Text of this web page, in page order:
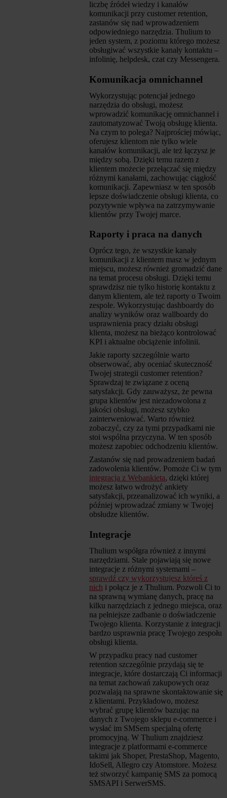
liczbę źródeł wiedzy i kanałów
komunikacji przy customer retention,
zastanów się nad wprowadzeniem
odpowiedniego narzędzia. Thulium to
jeden system, z poziomu którego możesz
obsługiwać wszystkie kanały kontaktu –
infolinię, helpdesk, czat czy Messengera.
Komunikacja omnichannel
Wykorzystując potencjał jednego
narzędzia do obsługi, możesz
wprowadzić komunikację omnichannel i
zautomatyzować Twoją obsługę klienta.
Na czym to polega? Najprościej mówiąc,
oferujesz klientom nie tylko wiele
kanałów komunikacji, ale też łączysz je
między sobą. Dzięki temu razem z
klientem możecie przełączać się między
różnymi kanałami, zachowując ciągłość
komunikacji. Zapewniasz w ten sposób
lepsze doświadczenie obsługi klienta, co
pozytywnie wpływa na zatrzymywanie
klientów przy Twojej marce.
Raporty i praca na danych
Oprócz tego, że wszystkie kanały
komunikacji z klientem masz w jednym
miejscu, możesz również gromadzić dane
na temat procesu obsługi. Dzięki temu
sprawdzisz nie tylko historię kontaktu z
danym klientem, ale też raporty o Twoim
zespole. Wykorzystując dashboardy do
analizy wyników oraz wallboardy do
usprawnienia pracy działu obsługi
klienta, możesz na bieżąco kontrolować
KPI i aktualne obciążenie infolinii.
Jakie raporty szczególnie warto
obserwować, aby oceniać skuteczność
Twojej strategii customer retention?
Sprawdzaj te związane z oceną
satysfakcji. Gdy zauważysz, że pewna
grupa klientów jest niezadowolona z
jakości obsługi, możesz szybko
zainterweniować. Warto również
zobaczyć, czy za tymi przypadkami nie
stoi wspólna przyczyna. W ten sposób
możesz zapobiec odchodzeniu klientów.
Zastanów się nad prowadzeniem badań
zadowolenia klientów. Pomoże Ci w tym
integracja z Webankietą, dzięki której
możesz łatwo wdrożyć ankiety
satysfakcji, przeanalizować ich wyniki, a
później wprowadzać zmiany w Twojej
obsłudze klientów.
Integracje
Thulium współgra również z innymi
narzędziami. Stale pojawiają się nowe
integracje z różnymi systemami –
sprawdź czy wykorzystujesz któreś z
nich i połącz je z Thulium. Pozwoli Ci to
na sprawną wymianę danych, pracę na
kilku narzędziach z jednego miejsca, oraz
na pełniejsze zadbanie o doświadczenie
Twojego klienta. Korzystanie z integracji
bardzo usprawnia pracę Twojego zespołu
obsługi klienta.
W przypadku pracy nad customer
retention szczególnie przydają się te
integracje, które dostarczają Ci informacji
na temat zachowań zakupowych oraz
pozwalają na sprawne skontaktowanie się
z klientami. Przykładowo, możesz
wybrać grupę klientów bazując na
danych z Twojego sklepu e-commerce i
wysłać im SMSem specjalną ofertę
promocyjną. W Thulium znajdziesz
integracje z platformami e-commerce
takimi jak Shoper, PrestaShop, Magento,
IdoSell, Allegro czy Atomstore. Możesz
też stworzyć kampanię SMS za pomocą
SMSAPI i SerwerSMS.